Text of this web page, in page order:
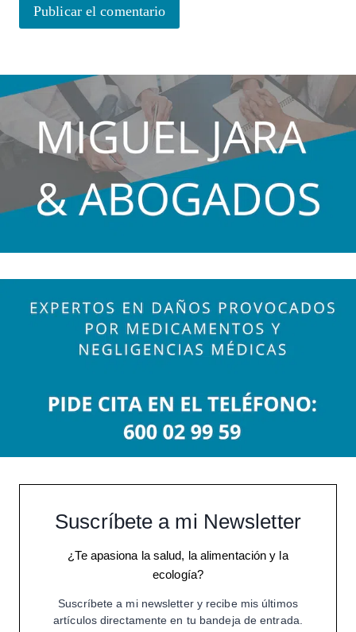
Suscríbete a mi Newsletter
¿Te apasiona la salud, la alimentación y la
ecología?
Suscríbete a mi newsletter y recibe mis últimos
artículos directamente en tu bandeja de entrada.